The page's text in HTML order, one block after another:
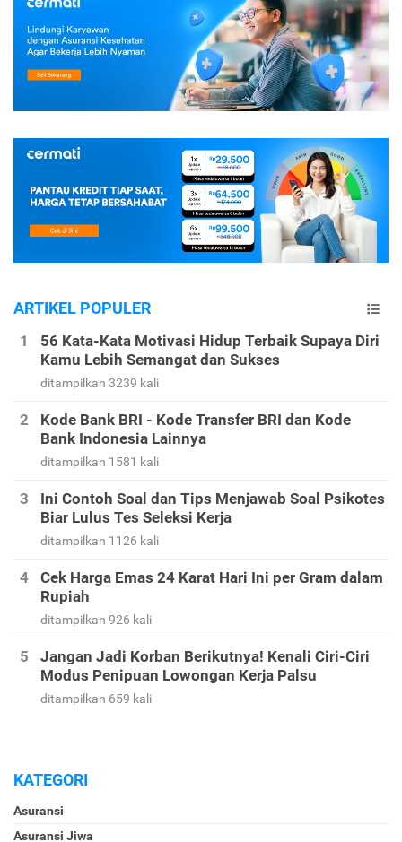
ARTIKEL POPULER
56 Kata-Kata Motivasi Hidup Terbaik Supaya Diri
Kamu Lebih Semangat dan Sukses
ditampilkan 3239 kali
Kode Bank BRI - Kode Transfer BRI dan Kode
Bank Indonesia Lainnya
ditampilkan 1581 kali
Ini Contoh Soal dan Tips Menjawab Soal Psikotes
Biar Lulus Tes Seleksi Kerja
ditampilkan 1126 kali
Cek Harga Emas 24 Karat Hari Ini per Gram dalam
Rupiah
ditampilkan 926 kali
Jangan Jadi Korban Berikutnya! Kenali Ciri-Ciri
Modus Penipuan Lowongan Kerja Palsu
ditampilkan 659 kali
KATEGORI
Asuransi
Asuransi Jiwa